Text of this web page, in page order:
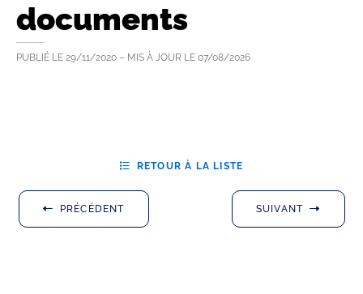
documents
PUBLIÉ LE 29/11/2020 – MIS À JOUR LE 07/08/2026
PRÉCÉDENT
RETOUR À LA LISTE
SUIVANT